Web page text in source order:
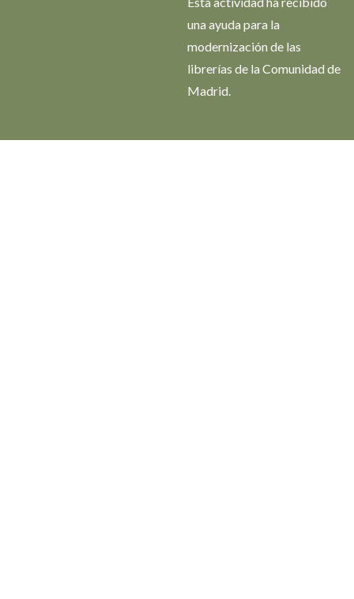
una ayuda para la
modernización de las
librerías de la Comunidad de
Madrid.